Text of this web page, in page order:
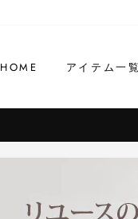
HOME アイテム一覧